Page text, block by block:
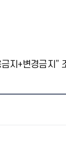
지+변경금지”